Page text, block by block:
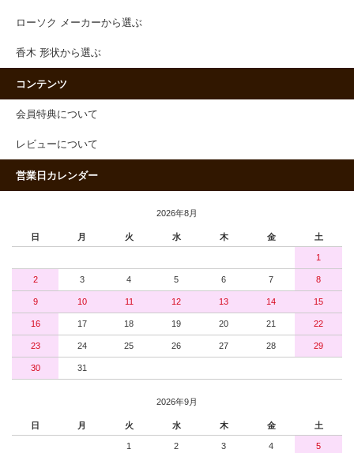
ローソク メーカーから選ぶ
香木 形状から選ぶ
コンテンツ
会員特典について
レビューについて
営業日カレンダー
2026年8月
日 月 火 水 木 金 土
1
2 3 4 5 6 7 8
9 10 11 12 13 14 15
16 17 18 19 20 21 22
23 24 25 26 27 28 29
30 31
2026年9月
日 月 火 水 木 金 土
1 2 3 4 5